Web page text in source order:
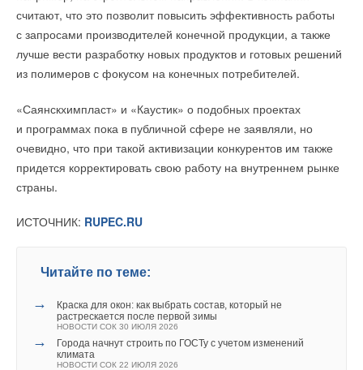
считают, что это позволит повысить эффективность работы
с запросами производителей конечной продукции, а также
лучше вести разработку новых продуктов и готовых решений
из полимеров с фокусом на конечных потребителей.
«Саянскхимпласт» и «Каустик» о подобных проектах
и программах пока в публичной сфере не заявляли, но
очевидно, что при такой активизации конкурентов им также
придется корректировать свою работу на внутреннем рынке
страны.
ИСТОЧНИК: RUPEC.RU
Читайте по теме:
→
Краска для окон: как выбрать состав, который не
растрескается после первой зимы
НОВОСТИ СОК 30 ИЮЛЯ 2026
→
Города начнут строить по ГОСТу с учетом изменений
климата
НОВОСТИ СОК 22 ИЮЛЯ 2026